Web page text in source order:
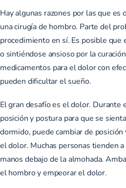
Hay algunas razones por las que es
una cirugía de hombro. Parte del
procedimiento en sí. Es posible que
o sintiéndose ansioso por la
medicamentos para el dolor con
pueden dificultar el sueño.
El gran desafío es el dolor. Durante
posición y postura para que se
dormido, puede cambiar de
el dolor. Muchas personas tienden
manos debajo de la almohada.
el hombro y empeorar el dolor.